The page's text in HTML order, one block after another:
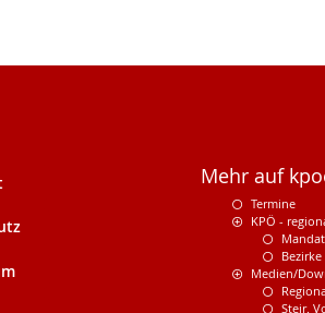
Mehr auf
Termine
KPÖ -
Medien/
Steir.